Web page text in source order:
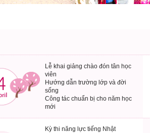
Lễ khai giảng chào đón tân học
viên
Hướng dẫn trường lớp và đời
sống
Công tác chuẩn bị cho năm học
mới
Kỳ thi năng lực tiếng Nhật